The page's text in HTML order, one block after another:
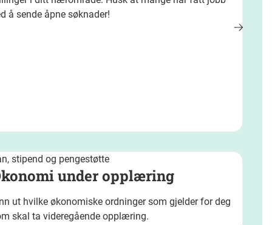
å sende åpne søknader!
stipend og pengestøtte
under opplæring
ut hvilke økonomiske ordninger som gjelder for deg
skal ta videregående opplæring.